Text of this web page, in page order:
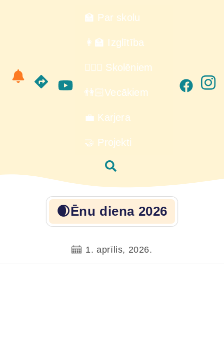
🏫 Par skolu
👩‍🏫 Izglītība
🙋🏻‍♂️ Skolēniem
👫🏻Vecākiem
💼 Karjera
🤝 Projekti
🌒Ēnu diena 2026
1. aprīlis, 2026.